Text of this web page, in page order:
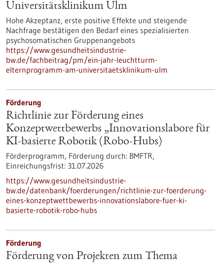
Universitätsklinikum Ulm
Hohe Akzeptanz, erste positive Effekte und steigende
Nachfrage bestätigen den Bedarf eines spezialisierten
psychosomatischen Gruppenangebots
https://www.gesundheitsindustrie-
bw.de/fachbeitrag/pm/ein-jahr-leuchtturm-
elternprogramm-am-universitaetsklinikum-ulm
Förderung
Richtlinie zur Förderung eines
Konzeptwettbewerbs „Innovationslabore für
KI-basierte Robotik (Robo-Hubs)
Förderprogramm, Förderung durch: BMFTR,
Einreichungsfrist: 31.07.2026
https://www.gesundheitsindustrie-
bw.de/datenbank/foerderungen/richtlinie-zur-foerderung-
eines-konzeptwettbewerbs-innovationslabore-fuer-ki-
basierte-robotik-robo-hubs
Förderung
Förderung von Projekten zum Thema